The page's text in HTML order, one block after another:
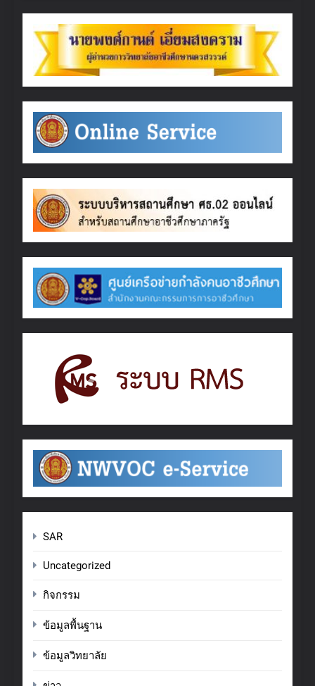
SAR
Uncategorized
กิจกรรม
ข้อมูลพื้นฐาน
ข้อมูลวิทยาลัย